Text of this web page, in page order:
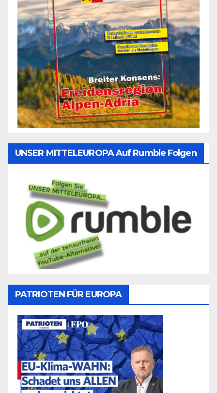
UNSER MITTELEUROPA Auf Rumble Folgen
PATRIOTEN FÜR EUROPA